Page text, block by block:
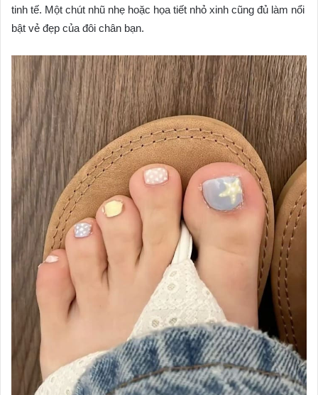
tinh tế. Một chút nhũ nhẹ hoặc họa tiết nhỏ xinh cũng đủ làm nổi
bật vẻ đẹp của đôi chân bạn.